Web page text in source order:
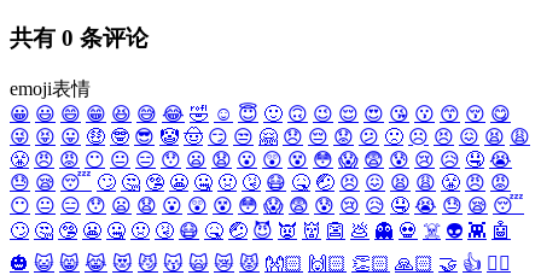
共有 0 条评论
emoji表情
😀 😃 😄 😁 😆 😅 😂 🤣 ☺️ 😇 🙂 🙃 😉 😌 😍 😘 😗 😙 😚 😋
😜 😝 😛 🤑 🤓 😎 🤡 🤠 😏 😒 🤗 😞 😔 😟 😕 🙁 ☹️ 😣 😖 😫 😩
😤 😠 😡 😶 😐 😑 😯 😦 😧 😮 😲 😵 😳 😱 😨 😰 😢 😥 🤤 😭
😓 😪 😴 🙄 🤔 🤥 😬 🤐 🤢 🤧 😷 🤒 🤕 😣 😖 😫 😩 😤 😠 😡
😶 😐 😑 😯 😦 😧 😮 😲 😵 😳 😱 😨 😰 😢 😥 🤤 😭 😓 😪 😴
🙄 🤔 🤥 😬 🤐 🤢 🤧 😷 🤒 🤕 😈 👿 👹 👺 💩 👻 💀 ☠️ 👽 👾 🤖
🎃 😺 😸 😹 😻 😼 😽 🙀 😿 😾 👐🏻 🙌🏻 👏🏻 🙏🏻 🤝 👍 👎🏻